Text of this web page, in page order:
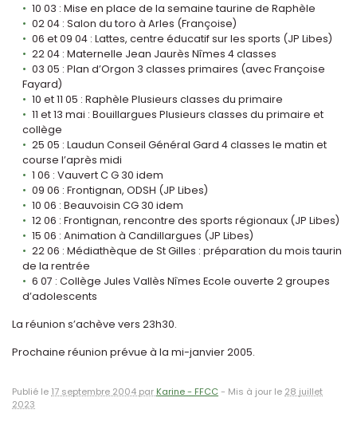
10 03 : Mise en place de la semaine taurine de Raphèle
02 04 : Salon du toro à Arles (Françoise)
06 et 09 04 : Lattes, centre éducatif sur les sports (JP Libes)
22 04 : Maternelle Jean Jaurès Nîmes 4 classes
03 05 : Plan d’Orgon 3 classes primaires (avec Françoise
Fayard)
10 et 11 05 : Raphèle Plusieurs classes du primaire
11 et 13 mai : Bouillargues Plusieurs classes du primaire et
collège
25 05 : Laudun Conseil Général Gard 4 classes le matin et
course l’après midi
1 06 : Vauvert C G 30 idem
09 06 : Frontignan, ODSH (JP Libes)
10 06 : Beauvoisin CG 30 idem
12 06 : Frontignan, rencontre des sports régionaux (JP Libes)
15 06 : Animation à Candillargues (JP Libes)
22 06 : Médiathèque de St Gilles : préparation du mois taurin
de la rentrée
6 07 : Collège Jules Vallès Nîmes Ecole ouverte 2 groupes
d’adolescents
La réunion s’achève vers 23h30.
Prochaine réunion prévue à la mi-janvier 2005.
Publié le 17 septembre 2004 par Karine - FFCC - Mis à jour le 28 juillet
2023